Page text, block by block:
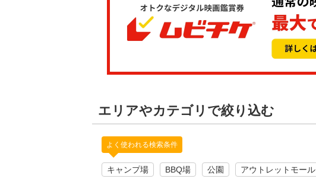
エリアやカテゴリで絞り込む
よく使われる検索条件
キャンプ場 BBQ場 公園 アウトレットモール